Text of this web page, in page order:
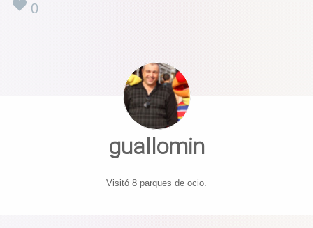
0
guallomin
Visitó 8 parques de ocio.